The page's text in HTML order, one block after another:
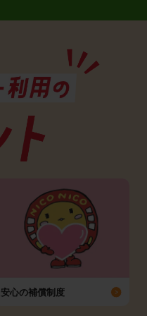
安心の補償制度